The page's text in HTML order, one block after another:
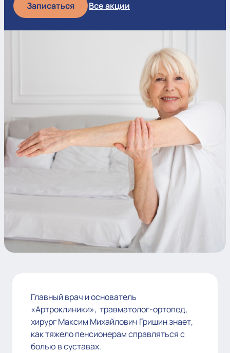
Записаться Все акции
Главный врач и основатель
«Артроклиники», травматолог-ортопед,
хирург Максим Михайлович Гришин знает,
как тяжело пенсионерам справляться с
болью в суставах.